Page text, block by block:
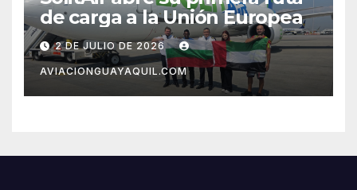
de carga a la Unión Europea
2 DE JULIO DE 2026
AVIACIONGUAYAQUIL.COM